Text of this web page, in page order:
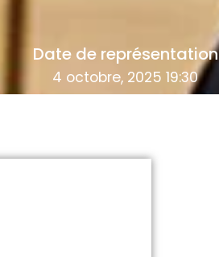
Date de représentation
4 octobre, 2025 19:30